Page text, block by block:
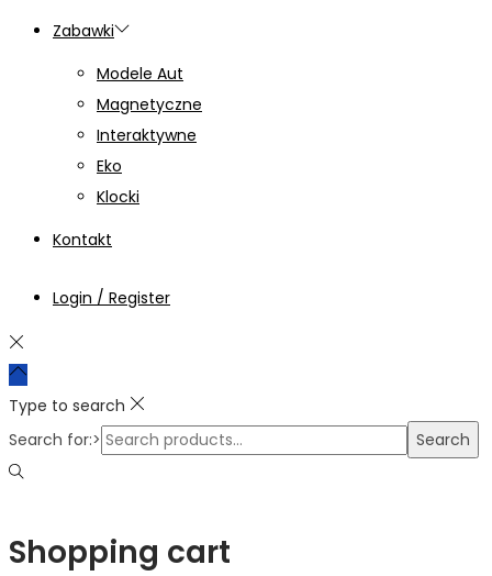
Zabawki
Modele Aut
Magnetyczne
Interaktywne
Eko
Klocki
Kontakt
Login / Register
Type to search
Search for:>
Search
Shopping cart